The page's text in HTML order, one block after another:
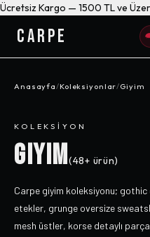
Ücretsiz Kargo — 1500 TL ve
CARPE
Anasayfa/Koleksiyonlar/Giyim
KOLEKSIYON
GIYIM(48+ ürün)
Carpe giyim koleksiyonu;
etekler, grunge oversize
mesh üstler, korse detaylı